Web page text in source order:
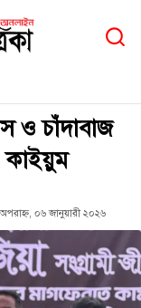
ও চাঁদাবাজ
০৬ জানুয়ারী ২০২৬